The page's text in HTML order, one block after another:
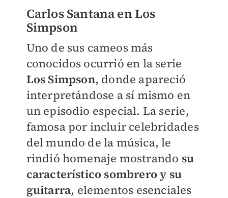
Carlos Santana en Los
Simpson
Uno de sus cameos más
conocidos ocurrió en la serie
Los Simpson, donde apareció
interpretándose a sí mismo en
un episodio especial. La serie,
famosa por incluir celebridades
del mundo de la música, le
rindió homenaje mostrando su
característico sombrero y su
guitarra, elementos esenciales